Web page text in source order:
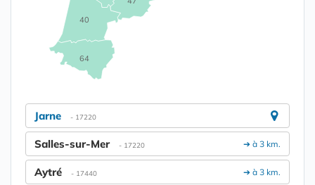
40
64
Jarne - 17220
➔ à 3 km.
Salles-sur-Mer - 17220
➔ à 3 km.
Aytré - 17440